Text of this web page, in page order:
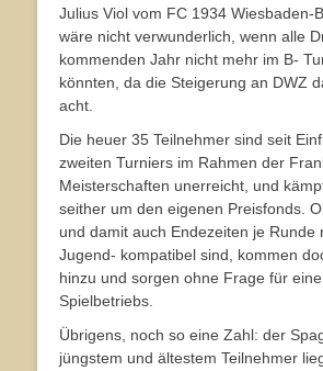
Julius Viol vom FC 1934 Wiesbaden-
wäre nicht verwunderlich, wenn alle
kommenden Jahr nicht mehr im B-
könnten, da die Steigerung an DWZ
acht.
Die heuer 35 Teilnehmer sind seit
zweiten Turniers im Rahmen der
Meisterschaften unerreicht, und
seither um den eigenen Preisfonds.
und damit auch Endezeiten je Runde
Jugend- kompatibel sind, kommen
hinzu und sorgen ohne Frage für
Spielbetriebs.
Übrigens, noch so eine Zahl: der
jüngstem und ältestem Teilnehmer